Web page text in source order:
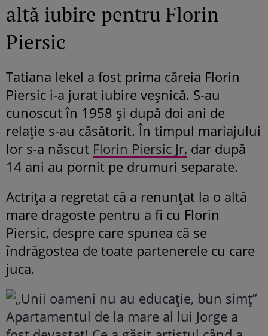
altă iubire pentru Florin
Piersic
Tatiana Iekel a fost prima căreia Florin
Piersic i-a jurat iubire veșnică. S-au
cunoscut în 1958 și după doi ani de
relație s-au căsătorit. În timpul mariajului
lor s-a născut Florin Piersic Jr, dar după
14 ani au pornit pe drumuri separate.
Actrița a regretat că a renunțat la o altă
mare dragoste pentru a fi cu Florin
Piersic, despre care spunea că se
îndrăgostea de toate partenerele cu care
juca.